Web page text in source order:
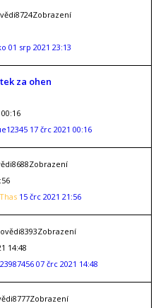
01 srp 2021 23:13
za ohen
17 črc 2021 00:16
15 črc 2021 21:56
14:48
07 črc 2021 14:48